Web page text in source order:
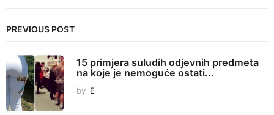
P
i
n
a
PREVIOUS POST
15 primjera suludih odjevnih predmeta
na koje je nemoguće ostati...
by E